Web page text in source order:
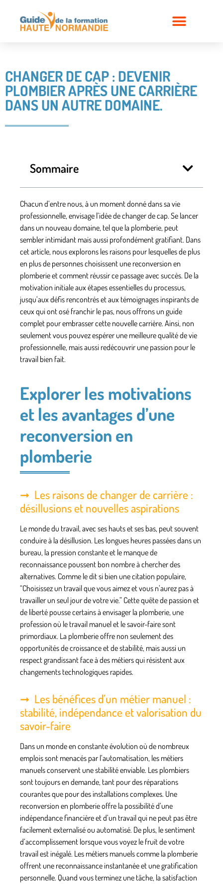
CHANGER DE CAP : DEVENIR
PLOMBIER APRÈS UNE CARRIÈRE
DANS UN AUTRE DOMAINE.
Sommaire
Chacun d’entre nous, à un moment donné dans sa vie
professionnelle, envisage l’idée de changer de cap. Se lancer
dans un nouveau domaine, tel que la plomberie, peut
sembler intimidant mais aussi profondément gratifiant. Dans
cet article, nous explorons les raisons pour lesquelles de plus
en plus de personnes choisissent une reconversion en
plomberie et comment réussir ce passage avec succès. De la
motivation initiale aux étapes essentielles du processus,
jusqu’aux défis rencontrés et aux témoignages inspirants de
ceux qui ont osé franchir le pas, nous offrons un guide
complet pour embrasser cette nouvelle carrière. Ainsi, non
seulement vous pouvez espérer une meilleure qualité de vie
professionnelle, mais aussi redécouvrir une passion pour le
travail bien fait.
Explorer les motivations
et les avantages d’une
reconversion en
plomberie
Les raisons de changer de carrière :
désillusions et nouvelles aspirations
Le monde du travail, avec ses hauts et ses bas, peut souvent
conduire à la désillusion. Les longues heures passées dans un
bureau, la pression constante et le manque de
reconnaissance poussent bon nombre à chercher des
alternatives. Comme le dit si bien une citation populaire,
“Choisissez un travail que vous aimez et vous n’aurez pas à
travailler un seul jour de votre vie.” Cette quête de passion et
de liberté pousse certains à envisager la plomberie, une
profession où le travail manuel et le savoir-faire sont
primordiaux. La plomberie offre non seulement des
opportunités de croissance et de stabilité, mais aussi un
respect grandissant face à des métiers qui résistent aux
changements technologiques rapides.
Les bénéfices d’un métier manuel :
stabilité, indépendance et valorisation du
savoir-faire
Dans un monde en constante évolution où de nombreux
emplois sont menacés par l’automatisation, les métiers
manuels conservent une stabilité enviable. Les plombiers
sont toujours en demande, tant pour des réparations
courantes que pour des installations complexes. Une
reconversion en plomberie offre la possibilité d’une
indépendance financièreet d’un travail qui ne peut pas être
facilement externalisé ou automatisé. De plus, le sentiment
d’accomplissement lorsque vous voyez le fruit de votre
travail est inégalé. Les métiers manuels comme la plomberie
offrent une reconnaissance instantanée et une gratification
personnelle. Quand vous terminez une tâche, la satisfaction